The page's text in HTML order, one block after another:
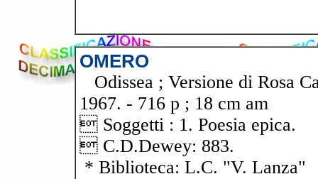
OMERO
Odissea ; Versione di Rosa
1967. - 716 p ; 18 cm am
 Soggetti : 1. Poesia epica.
 C.D.Dewey: 883.
* Biblioteca: L.C. "V. Lanza"